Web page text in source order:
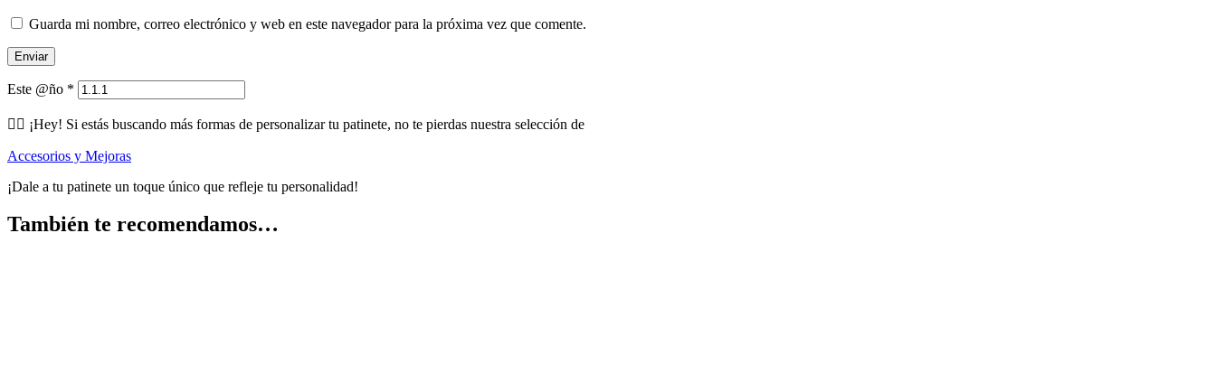
Guarda mi nombre, correo electrónico y web en este navegador para la próxima vez que comente.
Este @ño *
🕵️‍♂️ ¡Hey! Si estás buscando más formas de personalizar tu patinete, no te pierdas nuestra selección de
Accesorios y Mejoras
¡Dale a tu patinete un toque único que refleje tu personalidad!
También te recomendamos…